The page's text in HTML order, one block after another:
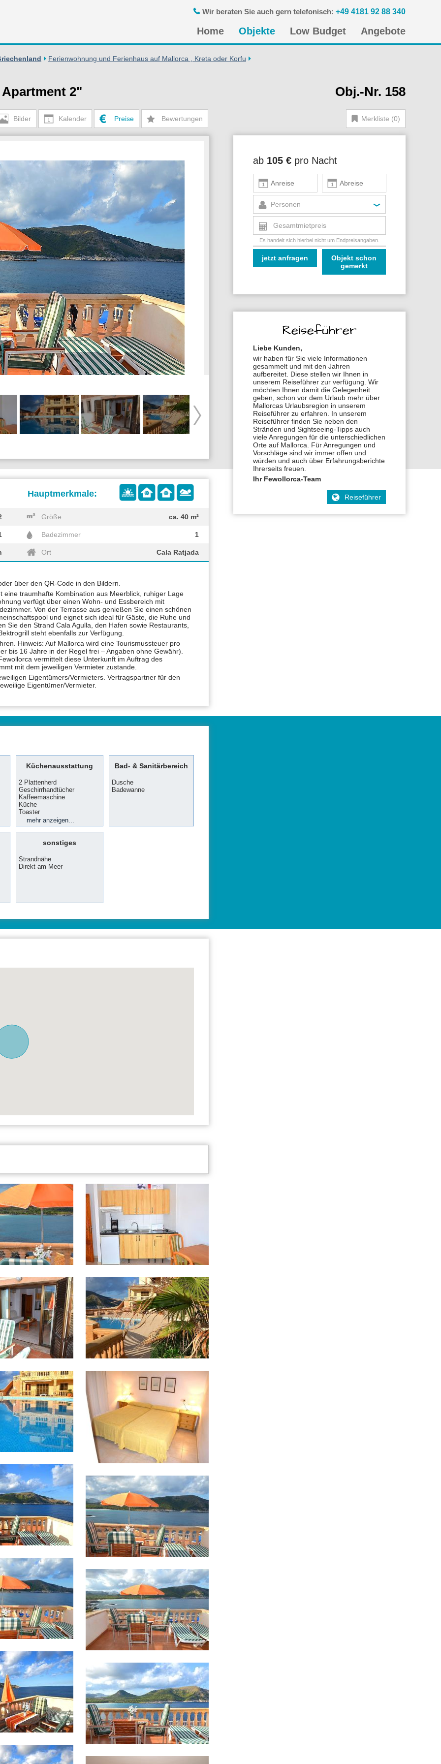
Wir beraten Sie auch gern telefonisch: +49 4181 92 88 340
überspringen
Home Objekte Low Budget Angebote
Ferienwohnung und Ferienhaus auf Mallorca , Kreta oder Korfu
2" Obj.-Nr. 158
Bilder Kalender Preise Bewertungen Merkliste (0)
ab 105 € pro Nacht
Personen
Gesamtmietpreis
Es handelt sich hierbei nicht um Endpreisangaben.
jetzt anfragen
Objekt schon
gemerkt
Reiseführer
Liebe Kunden,
wir haben für Sie viele Informationen
gesammelt und mit den Jahren
aufbereitet. Diese stellen wir Ihnen in
unserem Reiseführer zur verfügung. Wir
möchten Ihnen damit die Gelegenheit
geben, schon vor dem Urlaub mehr über
Mallorcas Urlaubsregion in unserem
Reiseführer zu erfahren. In unserem
Reiseführer finden Sie neben den
Stränden und Sightseeing-Tipps auch
viele Anregungen für die unterschiedlichen
Orte auf Mallorca. Für Anregungen und
Vorschläge sind wir immer offen und
würden und auch über Erfahrungsberichte
Ihrerseits freuen.
Ihr Fewollorca-Team
Reiseführer
Größe ca. 40 m²
Badezimmer 1
Ort Cala Ratjada
über den QR-Code in den Bildern.
traumhafte Kombination aus Meerblick, ruhiger Lage
verfügt über einen Wohn- und Essbereich mit
Von der Terrasse aus genießen Sie einen schönen
und eignet sich ideal für Gäste, die Ruhe und
Sie den Strand Cala Agulla, den Hafen sowie Restaurants,
steht ebenfalls zur Verfügung.
Hinweis: Auf Mallorca wird eine Tourismussteuer pro
bis 16 Jahre in der Regel frei – Angaben ohne Gewähr).
vermittelt diese Unterkunft im Auftrag des
mit dem jeweiligen Vermieter zustande.
Eigentümers/Vermieters. Vertragspartner für den
Eigentümer/Vermieter.
Küchenausstattung
2 Plattenherd
Geschirrhandtücher
Kaffeemaschine
Küche
Toaster
Kühlschrank
mehr anzeigen...
Bad- & Sanitärbereich
Dusche
Badewanne
sonstiges
Strandnähe
Direkt am Meer